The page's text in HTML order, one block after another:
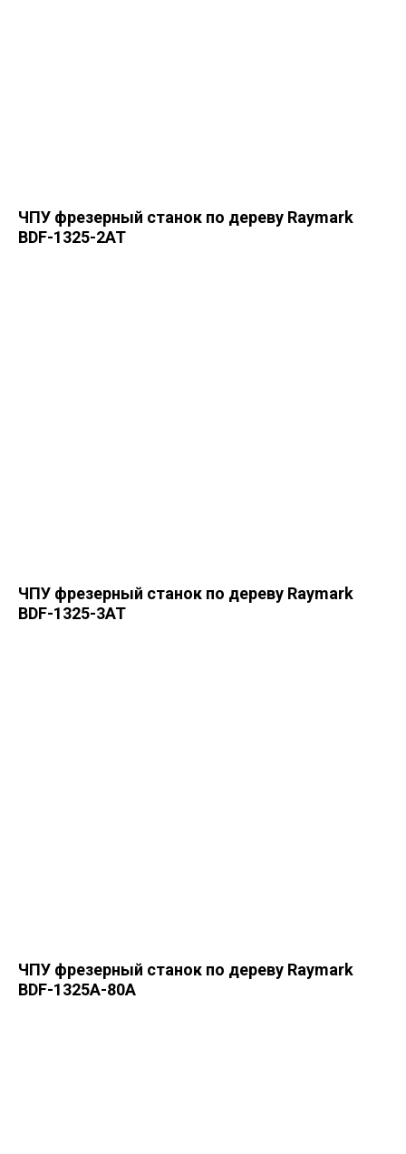
ЧПУ фрезерный станок по дереву Raymark
BDF-1325-2AT
ЧПУ фрезерный станок по дереву Raymark
BDF-1325-3AT
ЧПУ фрезерный станок по дереву Raymark
BDF-1325A-80A